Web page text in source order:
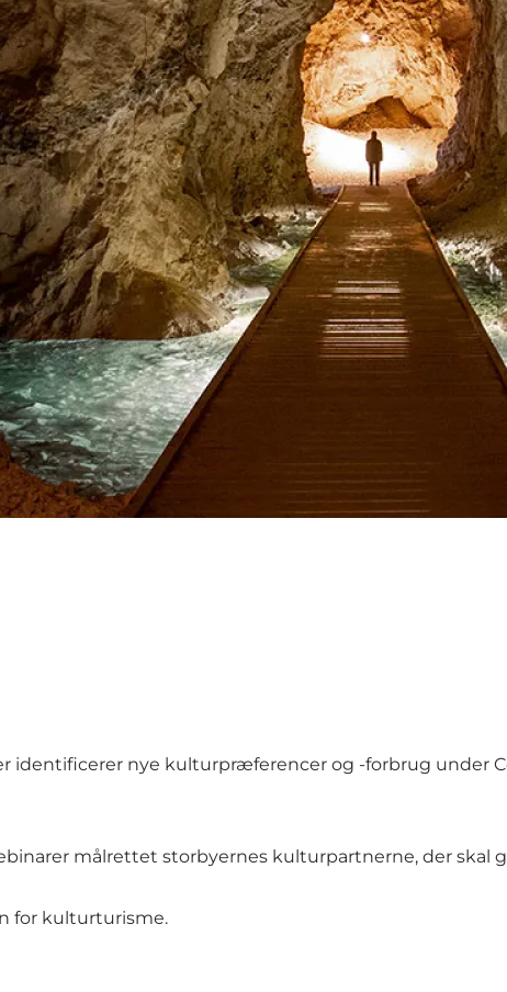
identificerer nye kulturpræferencer og -forbrug
målrettet storbyernes kulturpartnerne, der
for kulturturisme.